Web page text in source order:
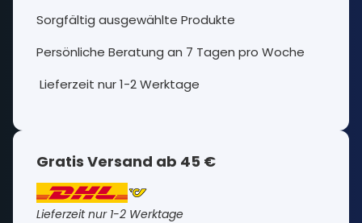
Sorgfältig ausgewählte Produkte
Persönliche Beratung an 7 Tagen pro Woche
Lieferzeit nur 1-2 Werktage
Gratis Versand ab 45 €
Lieferzeit nur 1-2 Werktage